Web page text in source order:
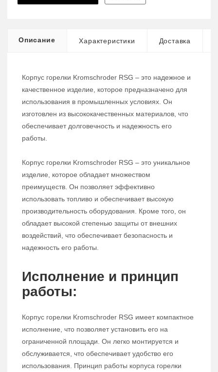
Описание Характеристики Доставка
Корпус горелки Kromschroder RSG – это надежное и
качественное изделие, которое предназначено для
использования в промышленных условиях. Он
изготовлен из высококачественных материалов, что
обеспечивает долговечность и надежность его
работы.
Корпус горелки Kromschroder RSG – это уникальное
изделие, которое обладает множеством
преимуществ. Он позволяет эффективно
использовать топливо и обеспечивает высокую
производительность оборудования. Кроме того, он
обладает высокой степенью защиты от внешних
воздействий, что обеспечивает безопасность и
надежность его работы.
Исполнение и принцип
работы:
Корпус горелки Kromschroder RSG имеет компактное
исполнение, что позволяет установить его на
ограниченной площади. Он легко монтируется и
обслуживается, что обеспечивает удобство его
использования. Принцип работы корпуса горелки